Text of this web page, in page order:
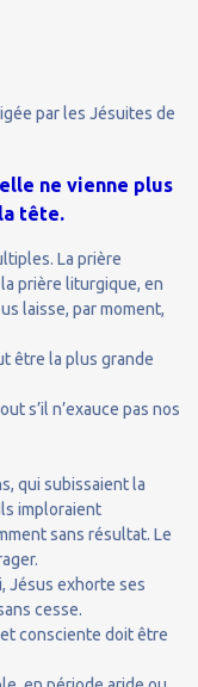
par les Jésuites de
ne vienne plus
tête.
La prière
prière liturgique, en
laisse, par moment,
être la plus grande
s’il n’exauce pas nos
qui subissaient la
imploraient
sans résultat. Le
Jésus exhorte ses
cesse.
consciente doit être